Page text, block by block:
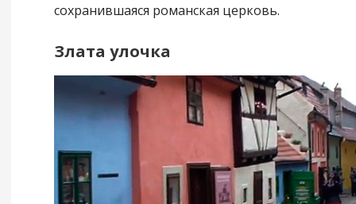
сохранившаяся романская церковь.
Злата улочка